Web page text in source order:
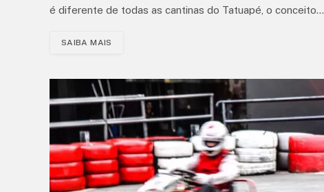
é diferente de todas as cantinas do Tatuapé, o conceito…
SAIBA MAIS